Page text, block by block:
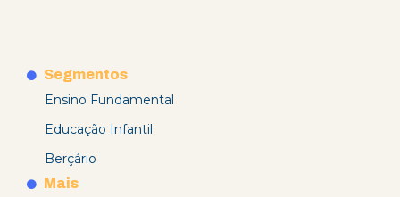
Segmentos
Ensino Fundamental
Educação Infantil
Berçário
Mais